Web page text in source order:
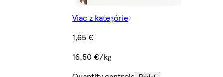
Viac z kategórie
1,65 €
16,50 €/kg